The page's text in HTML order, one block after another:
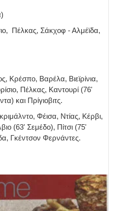
Πέλκας, Σάκχοφ - Αλμέϊδα,
Κρέσπο, Βαρέλα, Βιεϊρίνια,
Πέλκας, Καντουρί (76'
και Πρίγιοβιτς.
Φέισα, Ντίας, Κέρβι,
(63' Σεμέδο), Πίτσι (75'
Γκέντσον Φερνάντες.